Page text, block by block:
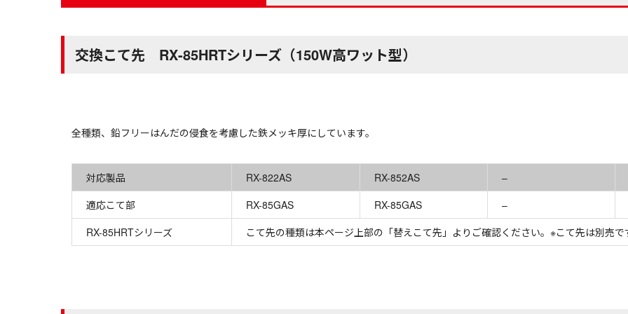
交換こて先 RX-85HRTシリーズ（150W高ワット型）
全種類、鉛フリーはんだの侵食を考慮した鉄メッキ厚にしています。
対応製品 RX-822AS RX-852AS –
適応こて部
RX-85GAS RX-85GAS –
RX-85HRTシリーズ
こて先の種類は本ページ上部の「替えこて先」よりご確認ください。※こて先は別売で